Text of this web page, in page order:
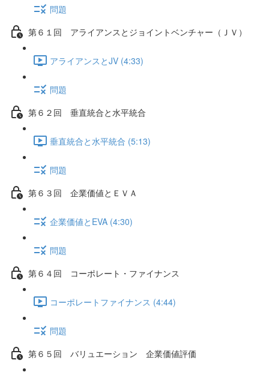
問題
第６１回 アライアンスとジョイントベンチャー（ＪＶ）
アライアンスとJV (4:33)
問題
第６２回 垂直統合と水平統合
垂直統合と水平統合 (5:13)
問題
第６３回 企業価値とＥＶＡ
企業価値とEVA (4:30)
問題
第６４回 コーポレート・ファイナンス
コーポレートファイナンス (4:44)
問題
第６５回 バリュエーション 企業価値評価